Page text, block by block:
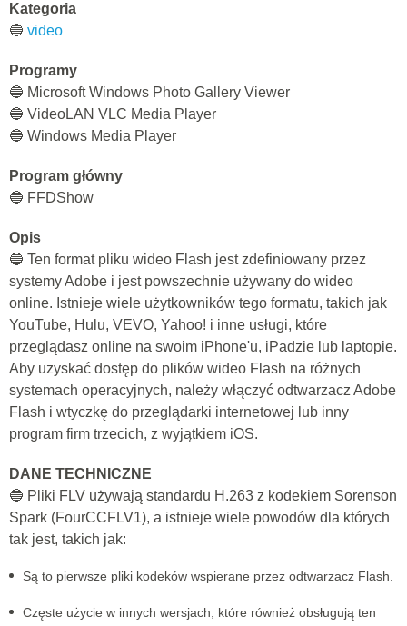
Kategoria
🔵 video
Programy
🔵 Microsoft Windows Photo Gallery Viewer
🔵 VideoLAN VLC Media Player
🔵 Windows Media Player
Program główny
🔵 FFDShow
Opis
🔵 Ten format pliku wideo Flash jest zdefiniowany przez
systemy Adobe i jest powszechnie używany do wideo
online. Istnieje wiele użytkowników tego formatu, takich jak
YouTube, Hulu, VEVO, Yahoo! i inne usługi, które
przeglądasz online na swoim iPhone'u, iPadzie lub laptopie.
Aby uzyskać dostęp do plików wideo Flash na różnych
systemach operacyjnych, należy włączyć odtwarzacz Adobe
Flash i wtyczkę do przeglądarki internetowej lub inny
program firm trzecich, z wyjątkiem iOS.
DANE TECHNICZNE
🔵 Pliki FLV używają standardu H.263 z kodekiem Sorenson
Spark (FourCCFLV1), a istnieje wiele powodów dla których
tak jest, takich jak:
Są to pierwsze pliki kodeków wspierane przez odtwarzacz Flash.
Częste użycie w innych wersjach, które również obsługują ten